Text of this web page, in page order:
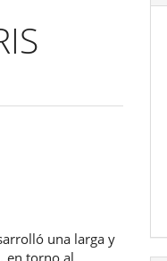
una larga y
en torno al